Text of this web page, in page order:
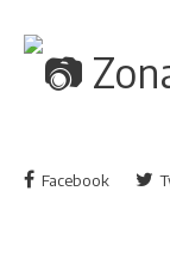
Facebook